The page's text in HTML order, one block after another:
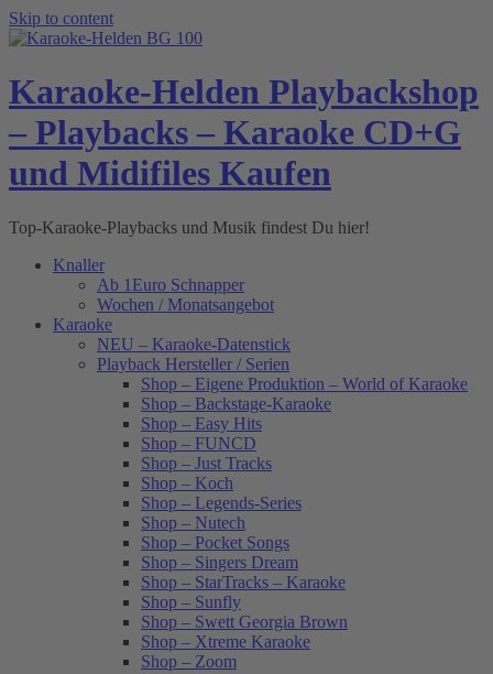
Skip to content
Karaoke-Helden Playbackshop
– Playbacks – Karaoke CD+G
und Midifiles Kaufen
Top-Karaoke-Playbacks und Musik findest Du hier!
Knaller
Ab 1Euro Schnapper
Wochen / Monatsangebot
Karaoke
NEU – Karaoke-Datenstick
Playback Hersteller / Serien
Shop – Eigene Produktion – World of Karaoke
Shop – Backstage-Karaoke
Shop – Easy Hits
Shop – FUNCD
Shop – Just Tracks
Shop – Koch
Shop – Legends-Series
Shop – Nutech
Shop – Pocket Songs
Shop – Singers Dream
Shop – StarTracks – Karaoke
Shop – Sunfly
Shop – Swett Georgia Brown
Shop – Xtreme Karaoke
Shop – Zoom